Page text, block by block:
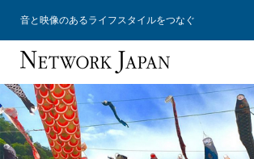
音と映像のあるライフスタイルをつなぐ